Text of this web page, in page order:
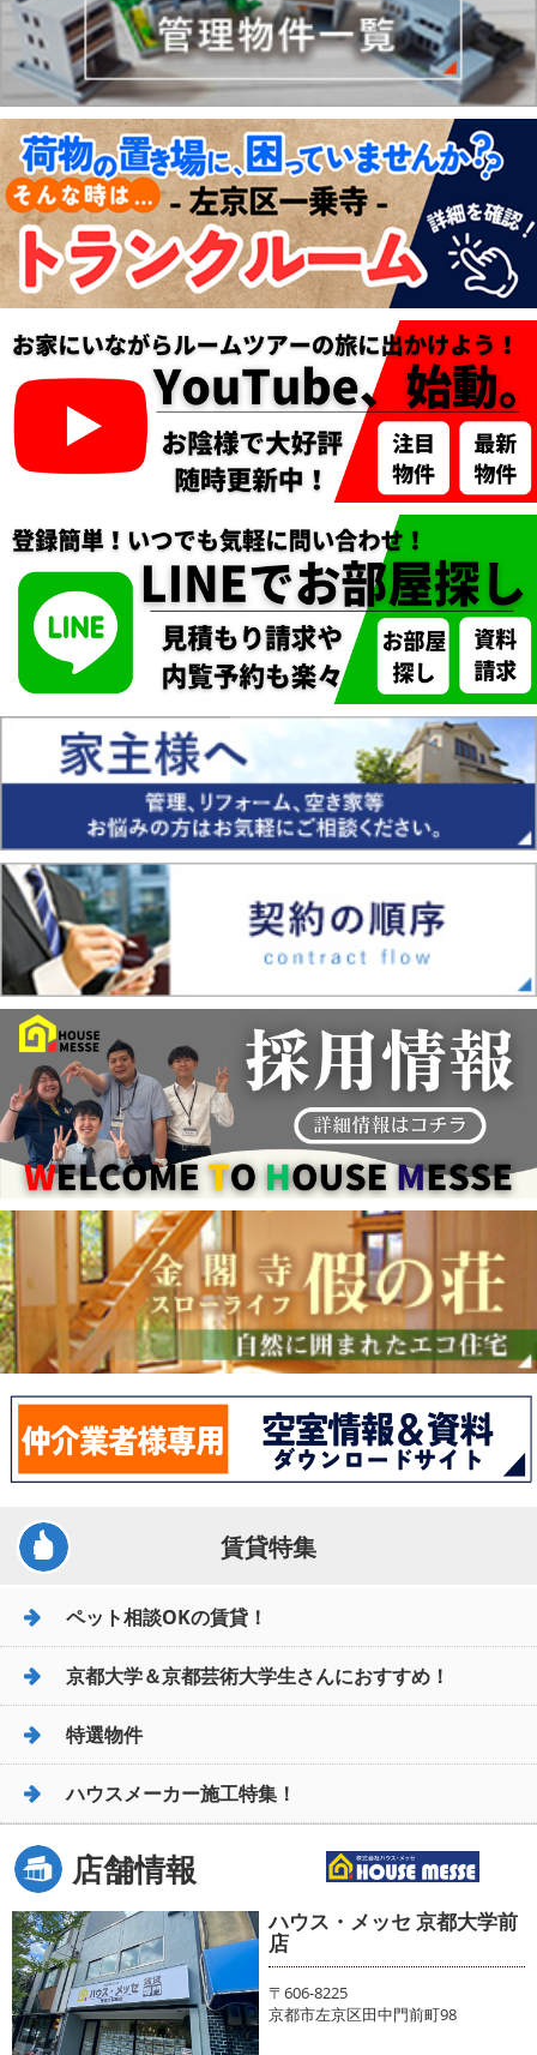
賃貸特集
ペット相談OKの賃貸！
京都大学＆京都芸術大学生さんにおすすめ！
特選物件
ハウスメーカー施工特集！
店舗情報
ハウス・メッセ 京都大学前
店
〒606-8225
京都市左京区田中門前町98